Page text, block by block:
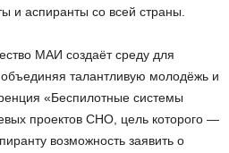
и аспиранты со всей страны.
МАИ создаёт среду для
талантливую молодёжь и
«Беспилотные системы
проектов СНО, цель которого —
возможность заявить о